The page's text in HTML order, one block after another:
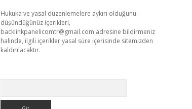
Hukuka ve yasal düzenlemelere aykırı olduğunu
düşündüğünüz içerikleri,
backlinkpanelicomtr@gmail.com adresine bildirmeniz
halinde, ilgili içerikler yasal süre içerisinde sitemizden
kaldırılacaktır.